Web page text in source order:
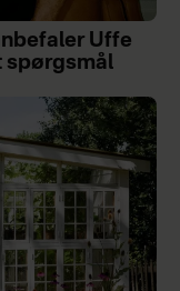
Uffe
spørgsmål